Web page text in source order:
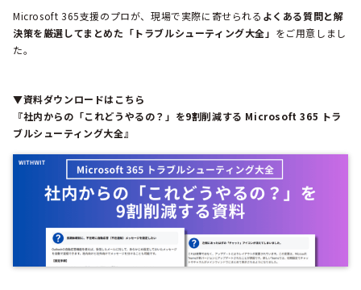
Microsoft 365支援のプロが、現場で実際に寄せられる よくある質問と解
決策を厳選してまとめた「トラブルシューティング大全」 をご用意しまし
た。
▼資料ダウンロードはこちら
『社内からの「これどうやるの？」を9割削減する Microsoft 365 トラ
ブルシューティング大全』